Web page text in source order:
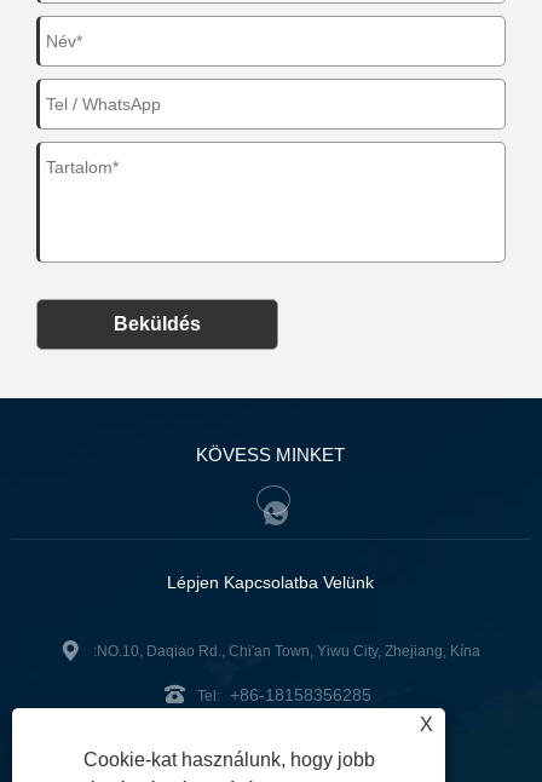
Beküldés
KÖVESS MINKET
Lépjen Kapcsolatba Velünk
:NO.10, Daqiao Rd., Chi'an Town, Yiwu City, Zhejiang, Kína
Tel: +86-18158356285
X
Cookie-kat használunk, hogy jobb